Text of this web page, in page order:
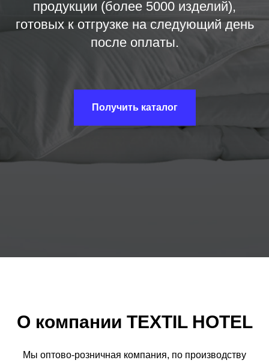
продукции (более 5000 изделий),
готовых к отгрузке на следующий день
после оплаты.
Получить каталог
О компании TEXTIL HOTEL
Мы оптово-розничная компания, по производству